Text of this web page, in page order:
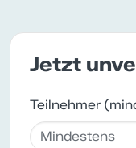
Jetzt
Teilnehmer